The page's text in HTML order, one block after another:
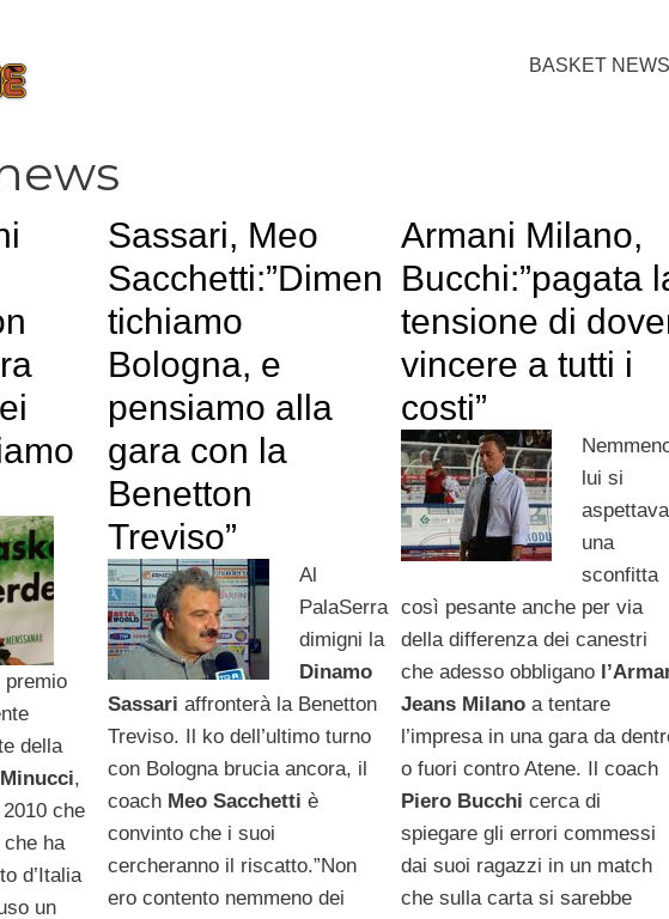
BASKET NEWS
premio
della
,
che
ha
d’Italia
un
Sassari, Meo
Sacchetti:”Dimen
tichiamo
Bologna, e
pensiamo alla
gara con la
Benetton
Treviso”
Al
PalaSerra
dimigni la
Dinamo
Sassari affronterà la Benetton
Treviso. Il ko dell’ultimo turno
con Bologna brucia ancora, il
coach Meo Sacchetti è
convinto che i suoi
cercheranno il riscatto.”Non
ero contento nemmeno dei
Armani Milano,
Bucchi:”pagata
tensione di
vincere a tutti i
costi”
lui si
aspettava
una
sconfitta
così pesante anche per via
della differenza dei canestri
che adesso obbligano
Jeans Milanoa tentare
l’impresa in una gara da
o fuori contro Atene. Il coach
Piero Bucchi cerca di
spiegare gli errori commessi
dai suoi ragazzi in un match
che sulla carta si sarebbe